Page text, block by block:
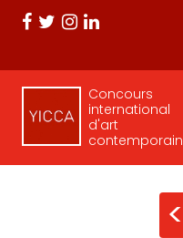
Concours
international
d'art
contemporain
<